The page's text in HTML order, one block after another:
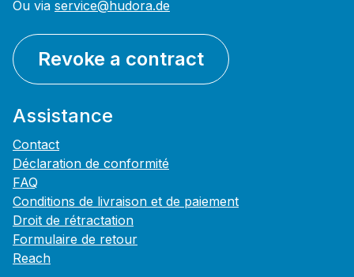
Ou via service@hudora.de
Revoke a contract
Assistance
Contact
Déclaration de conformité
FAQ
Conditions de livraison et de paiement
Droit de rétractation
Formulaire de retour
Reach